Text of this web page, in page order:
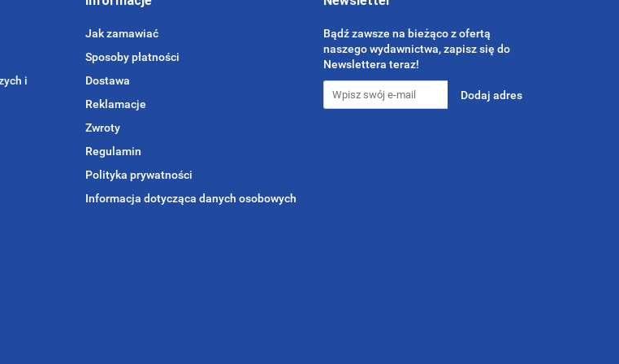
i
Jak zamawiać
Sposoby płatności
Dostawa
Reklamacje
Zwroty
Regulamin
Polityka prywatności
Informacja dotycząca danych osobowych
Bądź zawsze na bieżąco z ofertą
naszego wydawnictwa, zapisz się do
Newslettera teraz!